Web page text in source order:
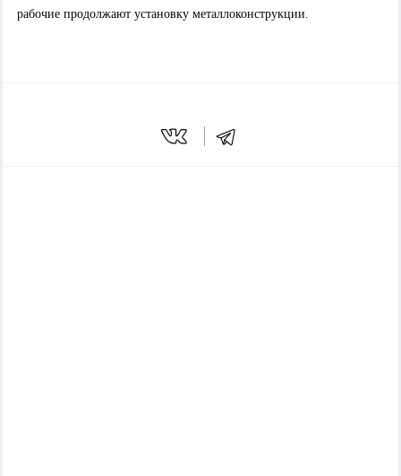
рабочие продолжают установку металлоконструкции.